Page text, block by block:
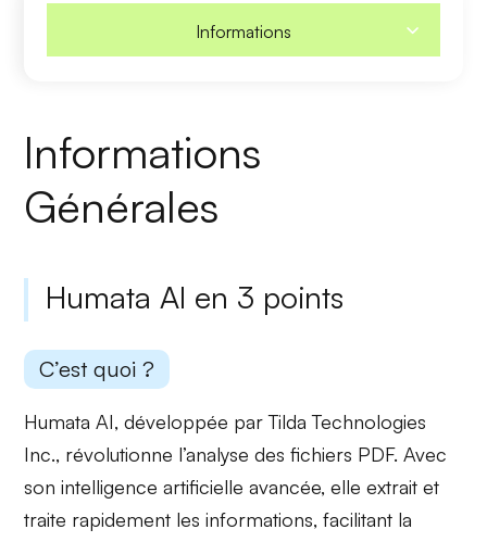
Informations
Informations
Générales
Humata AI en 3 points
C’est quoi ?
Humata AI, développée par Tilda Technologies
Inc., révolutionne l’analyse des fichiers PDF. Avec
son intelligence artificielle avancée, elle extrait et
traite rapidement les informations, facilitant la